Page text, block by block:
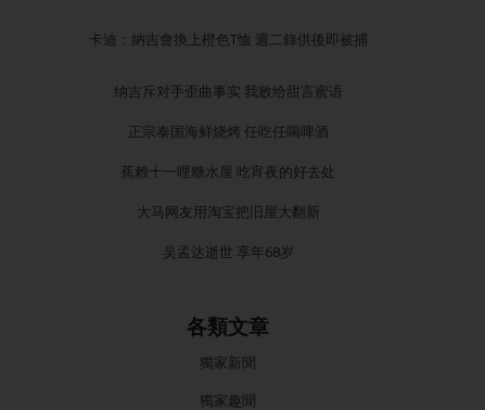
卡迪：納吉會換上橙色T恤 週二錄供後即被捕
纳吉斥对手歪曲事实 我败给甜言蜜语
正宗泰国海鲜烧烤 任吃任喝啤酒
蕉赖十一哩糖水屋 吃宵夜的好去处
大马网友用淘宝把旧屋大翻新
吴孟达逝世 享年68岁
各類文章
獨家新聞
獨家趣聞